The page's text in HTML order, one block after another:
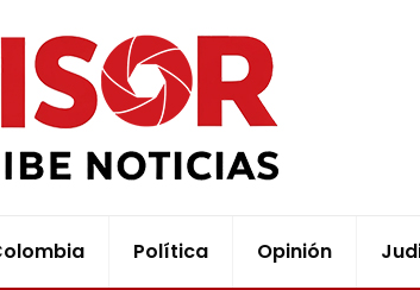
Política Opinión